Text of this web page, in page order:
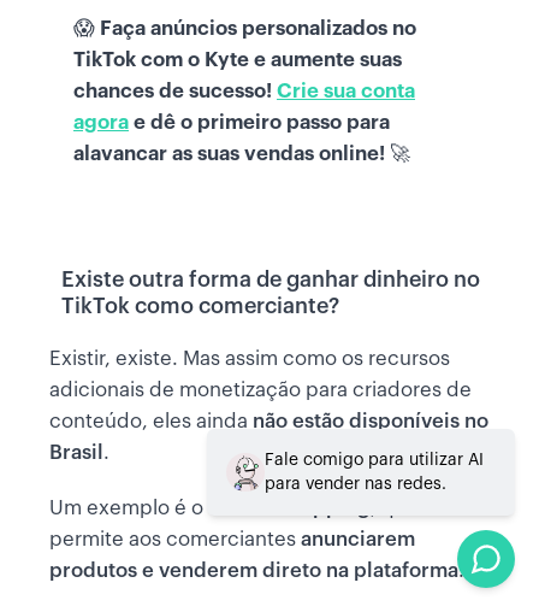
😱 Faça anúncios personalizados no
TikTok com o Kyte e aumente suas
chances de sucesso! Crie sua conta
agora e dê o primeiro passo para
alavancar as suas vendas online! 🚀
Existe outra forma de ganhar dinheiro no
TikTok como comerciante?
Existir, existe. Mas assim como os recursos
adicionais de monetização para criadores de
conteúdo, eles ainda não estão disponíveis no
Brasil .
Um exemplo é o
permite aos comerciantes anunciarem
produtos e venderem direto na plataforma.